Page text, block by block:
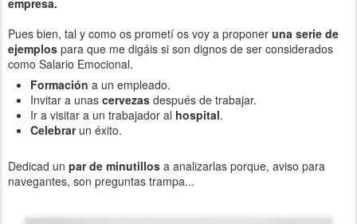
empresa.
Pues bien, tal y como os prometí os voy a proponer una serie de
ejemplos para que me digáis si son dignos de ser considerados
como Salario Emocional.
Formación a un empleado.
Invitar a unas cervezas después de trabajar.
Ir a visitar a un trabajador al hospital.
Celebrar un éxito.
Dedicad un par de minutillos a analizarlas porque, aviso para
navegantes, son preguntas trampa...